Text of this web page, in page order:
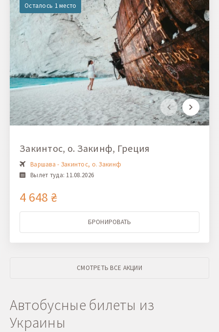
Осталось 1 место
Закинтос, о. Закинф, Греция
Варшава - Закинтос, о. Закинф
Вылет туда: 11.08.2026
4 648 ₴
БРОНИРОВАТЬ
СМОТРЕТЬ ВСЕ АКЦИИ
Автобусные билеты из
Украины